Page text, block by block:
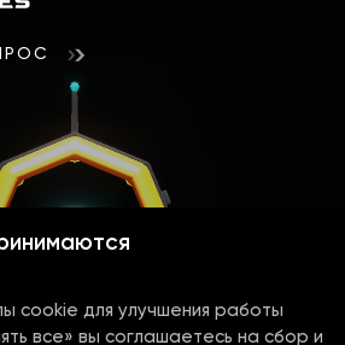
cookie для улучшения работы
все» вы соглашаетесь на сбор и